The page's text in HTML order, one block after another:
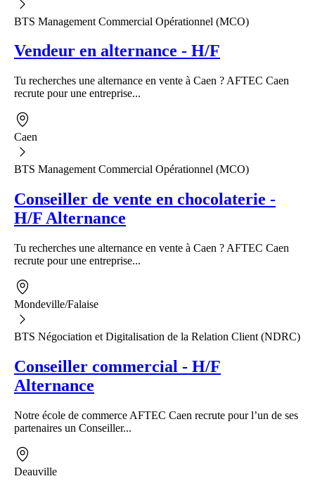
BTS Management Commercial Opérationnel (MCO)
Vendeur en alternance - H/F
Tu recherches une alternance en vente à Caen ? AFTEC Caen
recrute pour une entreprise...
Caen
BTS Management Commercial Opérationnel (MCO)
Conseiller de vente en chocolaterie -
H/F Alternance
Tu recherches une alternance en vente à Caen ? AFTEC Caen
recrute pour une entreprise...
Mondeville/Falaise
BTS Négociation et Digitalisation de la Relation Client (NDRC)
Conseiller commercial - H/F
Alternance
Notre école de commerce AFTEC Caen recrute pour l’un de ses
partenaires un Conseiller...
Deauville